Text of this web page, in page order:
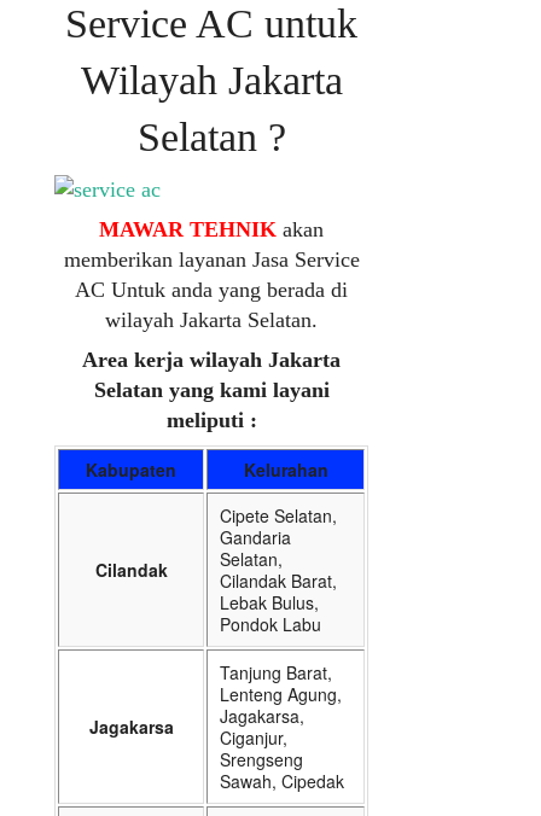
Service AC untuk
Wilayah Jakarta
Selatan ?
MAWAR TEHNIK akan
memberikan layanan Jasa Service
AC Untuk anda yang berada di
wilayah Jakarta Selatan.
Area kerja wilayah Jakarta
Selatan yang kami layani
meliputi :
Kabupaten Kelurahan
Cilandak
Cipete Selatan,
Gandaria
Selatan,
Cilandak Barat,
Lebak Bulus,
Pondok Labu
Jagakarsa
Tanjung Barat,
Lenteng Agung,
Jagakarsa,
Ciganjur,
Srengseng
Sawah, Cipedak